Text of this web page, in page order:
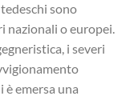
sono
nazionali o europei.
i severi
emersa una